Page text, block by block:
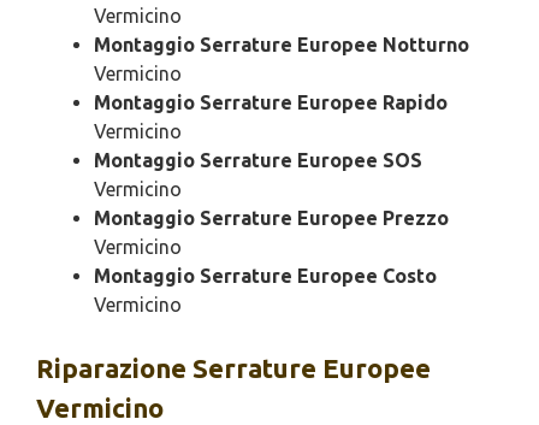
Vermicino
Montaggio Serrature Europee Notturno
Vermicino
Montaggio Serrature Europee Rapido
Vermicino
Montaggio Serrature Europee SOS
Vermicino
Montaggio Serrature Europee Prezzo
Vermicino
Montaggio Serrature Europee Costo
Vermicino
Riparazione Serrature Europee
Vermicino